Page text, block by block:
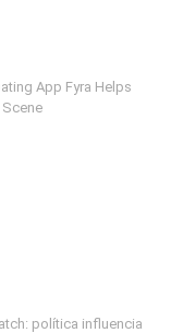
App Fyra Helps
política influencia